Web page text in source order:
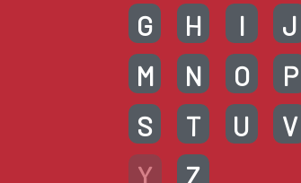
G
H I J
M
N O P
S
T U V
Y
Z